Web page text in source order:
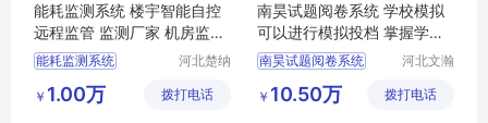
能耗监测系统 楼宇智能自控
远程监管 监测厂家 机房监控
机房可视化
能耗监测系统
机房可视化
机房监控
河北楚纳
公司
￥ 1.00万 拨打电话
南昊试题阅卷系统 学校模拟
可以进行模拟投档 掌握学生
上线情况
南昊试题阅卷系统
中学网上阅卷
河北文瀚
技发展有
￥ 10.50万 拨打电话